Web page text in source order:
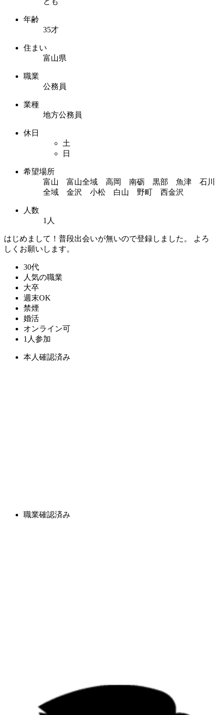
年齢
35才
住まい
富山県
職業
公務員
業種
地方公務員
休日
土
日
希望場所
富山 富山全域 高岡 南砺 黒部 魚津 石川
全域 金沢 小松 白山 野町 西金沢
人数
1人
はじめまして！普段出会いが無いので登録しました。 よろ
しくお願いします。
30代
人気の職業
大卒
週末OK
禁煙
婚活
オンライン可
1人参加
本人確認済み
職業確認済み